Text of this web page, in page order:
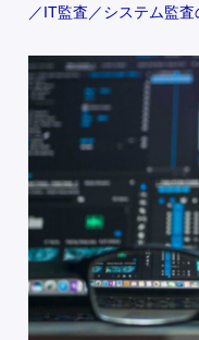
／IT監査／システム監